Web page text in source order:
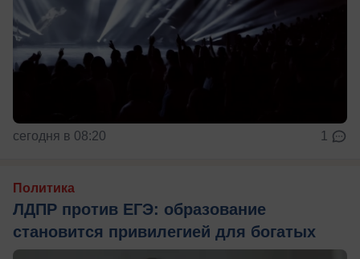
сегодня в 08:20 1
Политика
ЛДПР против ЕГЭ: образование
становится привилегией для богатых